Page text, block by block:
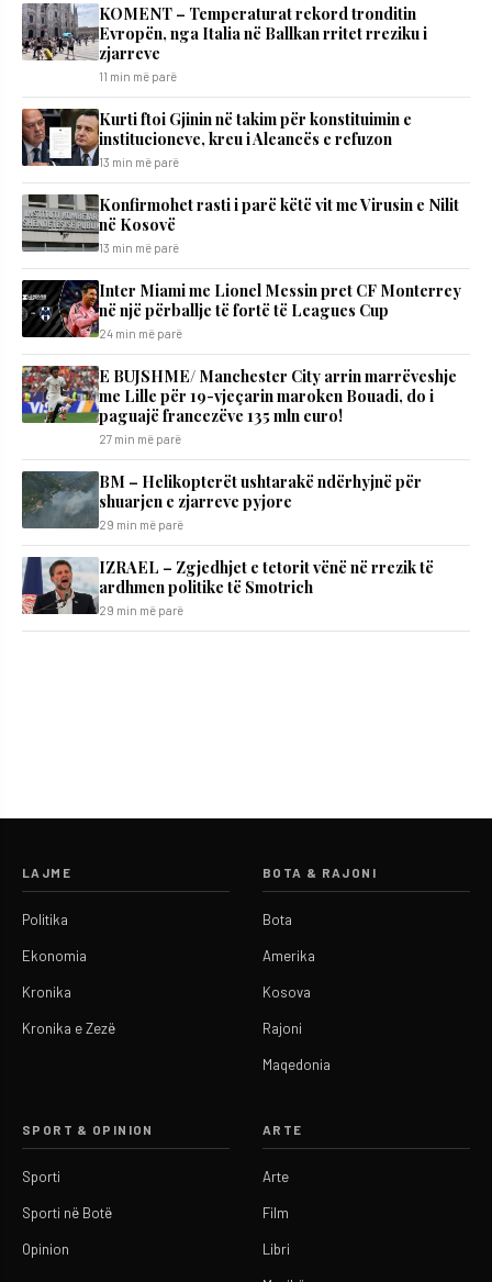
KOMENT – Temperaturat rekord tronditin
Evropën, nga Italia në Ballkan rritet rreziku i
zjarreve
11 min më parë
Kurti ftoi Gjinin në takim për konstituimin e
institucioneve, kreu i Aleancës e refuzon
13 min më parë
Konfirmohet rasti i parë këtë vit me Virusin e Nilit
në Kosovë
13 min më parë
Inter Miami me Lionel Messin pret CF Monterrey
në një përballje të fortë të Leagues Cup
24 min më parë
E BUJSHME/ Manchester City arrin marrëveshje
me Lille për 19-vjeçarin maroken Bouadi, do i
paguajë francezëve 135 mln euro!
27 min më parë
BM – Helikopterët ushtarakë ndërhyjnë për
shuarjen e zjarreve pyjore
29 min më parë
IZRAEL – Zgjedhjet e tetorit vënë në rrezik të
ardhmen politike të Smotrich
29 min më parë
LAJME
Politika
Ekonomia
Kronika
Kronika e Zezë
BOTA & RAJONI
Bota
Amerika
Kosova
Rajoni
Maqedonia
SPORT & OPINION
Sporti
Sporti në Botë
Opinion
ARTE
Arte
Film
Libri